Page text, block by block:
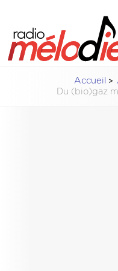
Accueil
Du (bio)gaz